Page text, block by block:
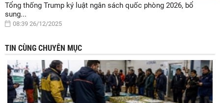
Tổng thống Trump ký luật ngân sách quốc phòng 2026, bổ
sung...
08:39 26/12/2025
TIN CÙNG CHUYÊN MỤC